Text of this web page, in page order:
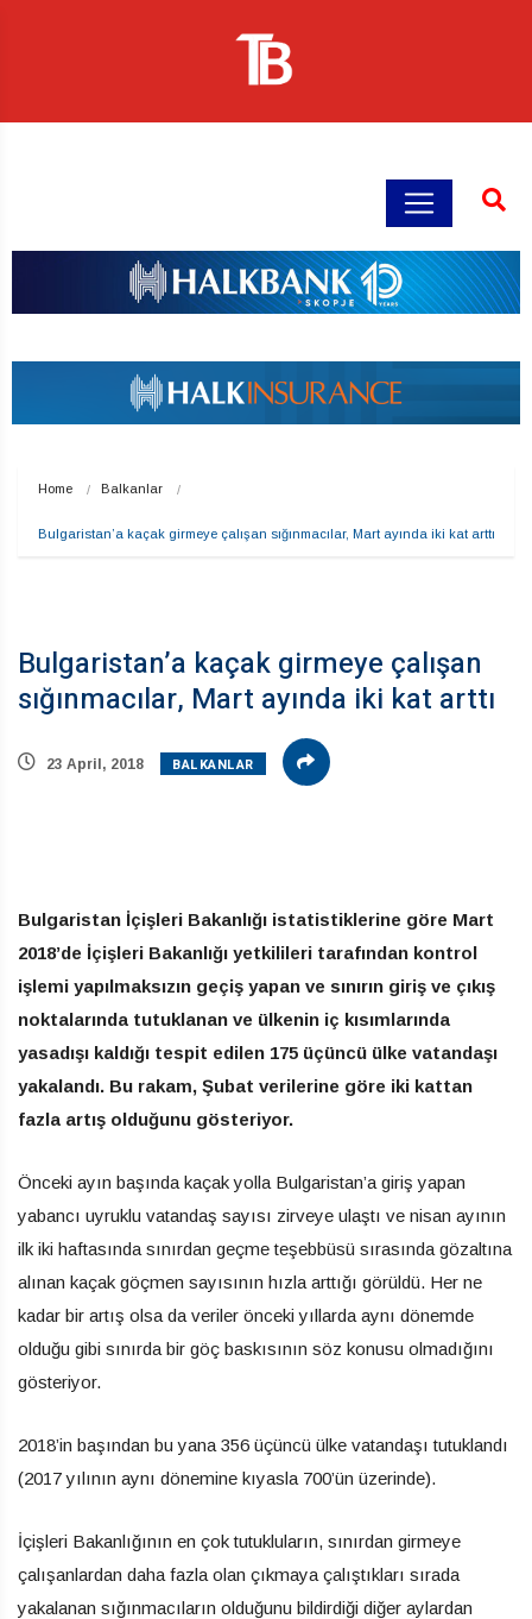
Home Balkanlar
Bulgaristan’a kaçak girmeye çalışan sığınmacılar, Mart ayında iki kat arttı
Bulgaristan’a kaçak girmeye çalışan
sığınmacılar, Mart ayında iki kat arttı
23 April, 2018 BALKANLAR
Bulgaristan İçişleri Bakanlığı istatistiklerine göre Mart
2018’de İçişleri Bakanlığı yetkilileri tarafından kontrol
işlemi yapılmaksızın geçiş yapan ve sınırın giriş ve çıkış
noktalarında tutuklanan ve ülkenin iç kısımlarında
yasadışı kaldığı tespit edilen 175 üçüncü ülke vatandaşı
yakalandı. Bu rakam, Şubat verilerine göre iki kattan
fazla artış olduğunu gösteriyor.
Önceki ayın başında kaçak yolla Bulgaristan’a giriş yapan
yabancı uyruklu vatandaş sayısı zirveye ulaştı ve nisan ayının
ilk iki haftasında sınırdan geçme teşebbüsü sırasında gözaltına
alınan kaçak göçmen sayısının hızla arttığı görüldü. Her ne
kadar bir artış olsa da veriler önceki yıllarda aynı dönemde
olduğu gibi sınırda bir göç baskısının söz konusu olmadığını
gösteriyor.
2018’in başından bu yana 356 üçüncü ülke vatandaşı tutuklandı
(2017 yılının aynı dönemine kıyasla 700’ün üzerinde).
İçişleri Bakanlığının en çok tutukluların, sınırdan girmeye
çalışanlardan daha fazla olan çıkmaya çalıştıkları sırada
yakalanan sığınmacıların olduğunu bildirdiği diğer aylardan